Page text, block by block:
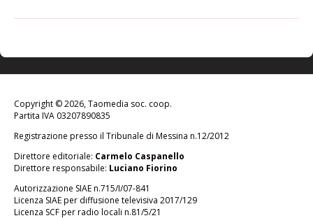
Copyright © 2026, Taomedia soc. coop.
Partita IVA 03207890835
Registrazione presso il Tribunale di Messina n.12/2012
Direttore editoriale: Carmelo Caspanello
Direttore responsabile: Luciano Fiorino
Autorizzazione SIAE n.715/I/07-841
Licenza SIAE per diffusione televisiva 2017/129
Licenza SCF per radio locali n.81/5/21